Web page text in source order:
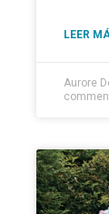
LEER
Aurore